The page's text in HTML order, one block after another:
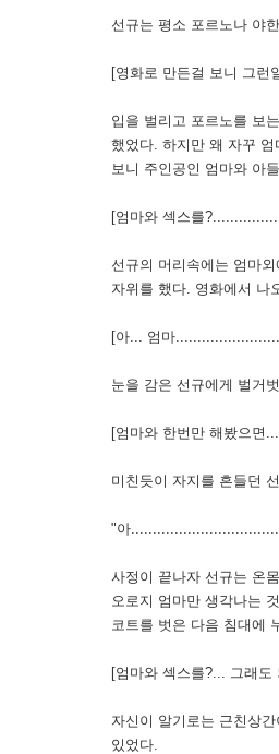
선규는 평소 포르노나 야
[영화로 만든걸 보니 그
입을 벌리고 포르노를 보
했었다. 하지만 왜 자꾸
보니 주인공인 엄마와 아
[엄마와 섹스를
선규의 머리속에는 엄마
자위를 했다. 영화에서 나
[아... 엄마
눈을 감은 선규에게 벌거
[엄마와 한번만 해봤으
미친듯이 자지를 흔들던
"아
사정이 끝나자 선규는 온
오로지 엄마만 생각나는
코트를 벗은 다음 침대에
[엄마와 섹스를?... 그래
자신이 알기로는 근친상
있었다.